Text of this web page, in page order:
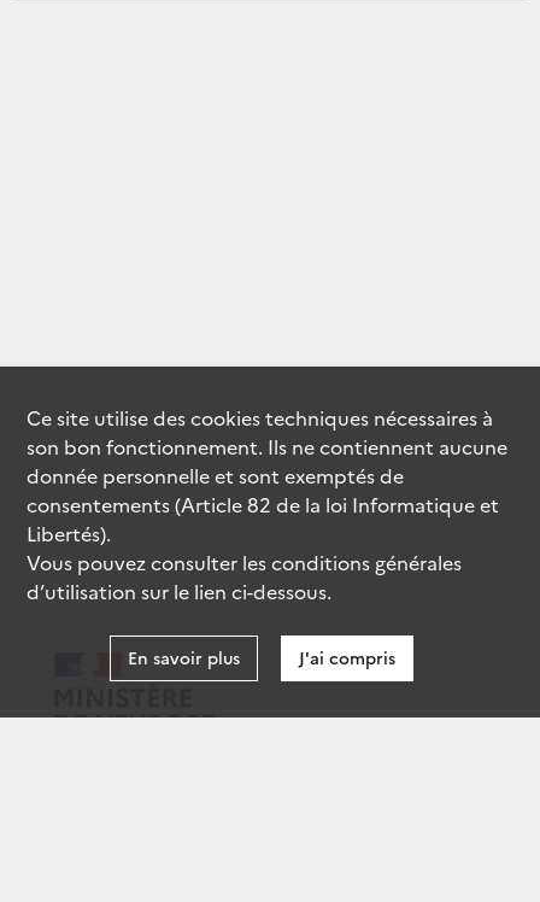
Ce site utilise descookiestechniques nécessaires à
son bon fonctionnement. Ils ne contiennent aucune
donnée personnelle et sont exemptés de
consentements (Article 82 de la loi Informatique et
Libertés).
Vous pouvez consulter les conditions générales
d’utilisation sur le lien ci-dessous.
En savoir plus J'ai compris